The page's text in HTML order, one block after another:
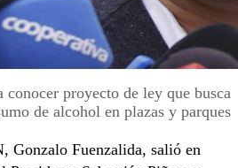
conocer proyecto de ley que busca
de alcohol en plazas y parques
Gonzalo Fuenzalida, salió en